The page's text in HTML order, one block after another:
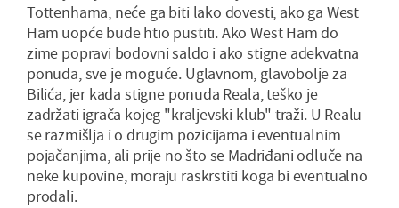
Tottenhama, neće ga biti lako dovesti, ako ga West
Ham uopće bude htio pustiti. Ako West Ham do
zime popravi bodovni saldo i ako stigne adekvatna
ponuda, sve je moguće. Uglavnom, glavobolje za
Bilića, jer kada stigne ponuda Reala, teško je
zadržati igrača kojeg "kraljevski klub" traži. U Realu
se razmišlja i o drugim pozicijama i eventualnim
pojačanjima, ali prije no što se Madriđani odluče na
neke kupovine, moraju raskrstiti koga bi eventualno
prodali.